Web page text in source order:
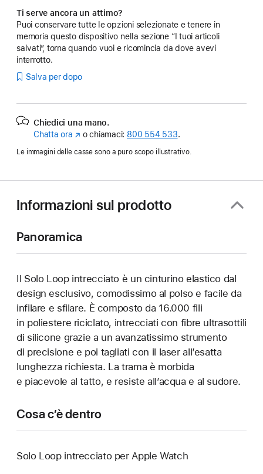
Ti serve ancora un attimo?
Puoi conservare tutte le opzioni selezionate e tenere in
memoria questo dispositivo nella sezione “I tuoi articoli
salvati”, torna quando vuoi e ricomincia da dove avevi
interrotto.
Salva per dopo
Chiedici una mano.
Chatta ora (Si
nuova
o chiamaci: 800 554 533.
Le immagini delle casse sono a puro scopo illustrativo.
Informazioni sul prodotto
Panoramica
Il Solo Loop intrecciato è un cinturino elastico dal
design esclusivo, comodissimo al polso e facile da
infilare e sfilare. È composto da 16.000 fili
in poliestere riciclato, intrecciati con fibre ultrasottili
di silicone grazie a un avanzatissimo strumento
di precisione e poi tagliati con il laser all’esatta
lunghezza richiesta. La trama è morbida
e piacevole al tatto, e resiste all’acqua e al sudore.
Cosa c’è dentro
Solo Loop intrecciato per Apple Watch